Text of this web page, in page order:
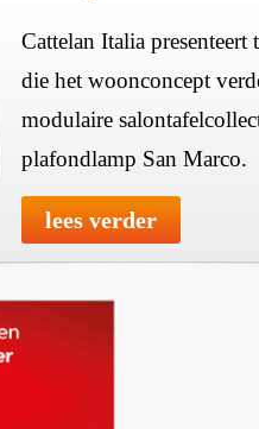
Cattelan Italia
die het woonconcept
modulaire
plafondlamp San Marco.
lees verder